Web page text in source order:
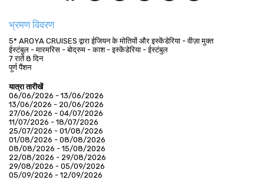
भ्रमण विवरण
5* AROYA CRUISES द्वारा ईजियन के मोतियों और इस्केंडेरिया - वीज़ा मुक्त
ईस्टंबुल - मारमरिस - बोद्रुम - काश - इस्केंडेरिया - ईस्टंबुल
7 रातें 8 दिन
पूर्ण पैंशन
यात्रा तारीखें
06/06/2026 - 13/06/2026
13/06/2026 - 20/06/2026
27/06/2026 - 04/07/2026
11/07/2026 - 18/07/2026
25/07/2026 - 01/08/2026
01/08/2026 - 08/08/2026
08/08/2026 - 15/08/2026
22/08/2026 - 29/08/2026
29/08/2026 - 05/09/2026
05/09/2026 - 12/09/2026